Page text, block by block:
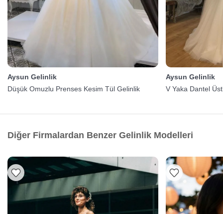
Aysun Gelinlik
Düşük Omuzlu Prenses Kesim Tül Gelinlik
Aysun Gelinlik
V Yaka Dantel
Diğer Firmalardan Benzer Gelinlik Modelleri